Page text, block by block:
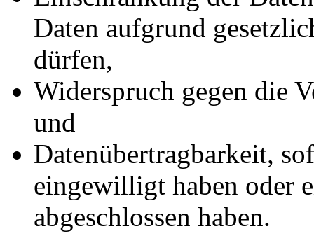
Daten aufgrund
dürfen,
Widerspruch gegen die
und
Datenübertragbarkeit,
eingewilligt haben oder
abgeschlossen haben.